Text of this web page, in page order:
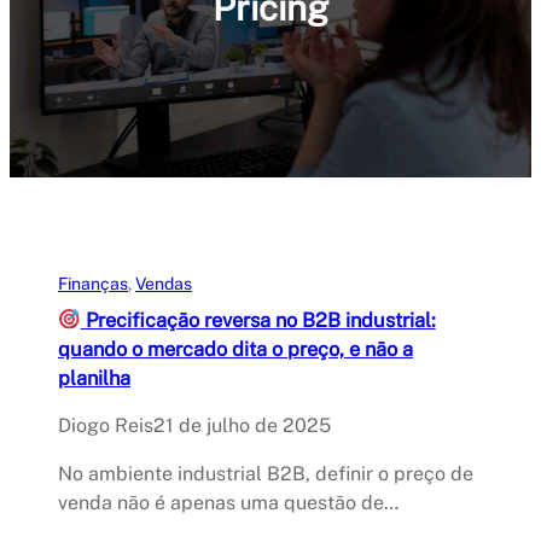
Finanças, Vendas
Precificação reversa no B2B industrial:
quando o mercado dita o preço, e não a
planilha
Diogo Reis21 de julho de 2025
No ambiente industrial B2B, definir o preço de
venda não é apenas uma questão de…